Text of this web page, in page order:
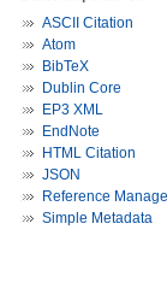
ASCII Citation
Atom
BibTeX
Dublin Core
EP3 XML
EndNote
HTML Citation
JSON
Reference
Simple Metadata